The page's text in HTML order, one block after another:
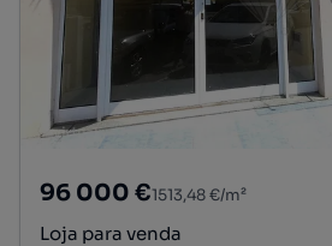
96 000 €1513,48 €/m²
Loja para venda